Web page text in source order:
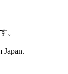
。
Japan.